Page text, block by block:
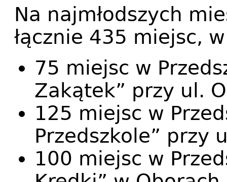
Na najmłodszych
łącznie 435 miejsc,
75 miejsc w
Zakątek” przy ul.
125 miejsc w
Przedszkole” przy
100 miejsc w